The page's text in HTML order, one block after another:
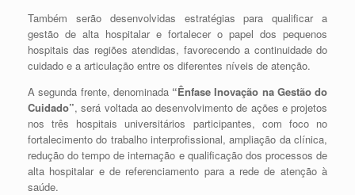
Também serão desenvolvidas estratégias para qualificar a
gestão de alta hospitalar e fortalecer o papel dos pequenos
hospitais das regiões atendidas, favorecendo a continuidade do
cuidado e a articulação entre os diferentes níveis de atenção.
A segunda frente, denominada “Ênfase Inovação na Gestão do
Cuidado”, será voltada ao desenvolvimento de ações e projetos
nos três hospitais universitários participantes, com foco no
fortalecimento do trabalho interprofissional, ampliação da clínica,
redução do tempo de internação e qualificação dos processos de
alta hospitalar e de referenciamento para a rede de atenção à
saúde.